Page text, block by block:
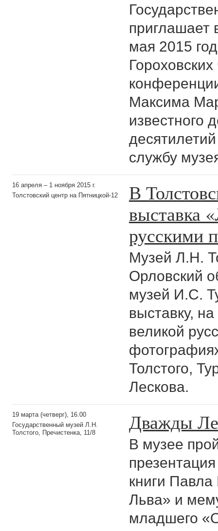
приглашает
мая 2015
Максима
известного
службу
16 апреля – 1 ноября 2015 г.
Толстовский центр на Пятницкой-12
В
выставка
русскими
Музей Л.Н.
Орловский
музей И.С.
выставку,
великой
Толстого,
Лескова.
19 марта (четверг), 16.00
Государственный музей Л.Н.
Толстого, Пречистенка, 11/8
Дважды
В музее
книги Павла
Льва» и
младшего